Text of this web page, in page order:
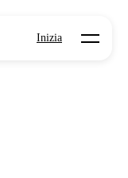
Inizia Open